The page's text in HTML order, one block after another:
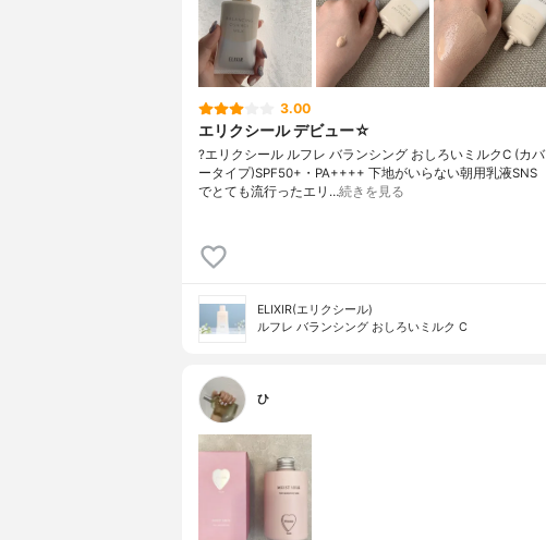
3.00
エリクシール デビュー☆
?エリクシール ルフレ バランシング おしろいミルクC (カバ
ータイプ)SPF50+・PA++++ 下地がいらない朝用乳液SNS
でとても流行ったエリ…続きを見る
ELIXIR(エリクシール)
ルフレ バランシング おしろいミルク C
ひ